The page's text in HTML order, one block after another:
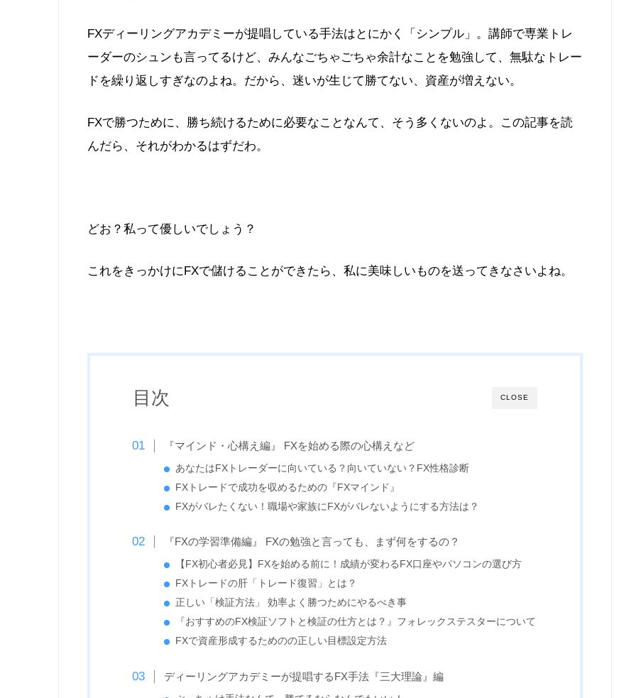
FXディーリングアカデミーが提唱している手法はとにかく「シンプル」。講師で専業トレ
ーダーのシュンも言ってるけど、みんなごちゃごちゃ余計なことを勉強して、無駄なトレー
ドを繰り返しすぎなのよね。だから、迷いが生じて勝てない、資産が増えない。
FXで勝つために、勝ち続けるために必要なことなんて、そう多くないのよ。この記事を読
んだら、それがわかるはずだわ。
どお？私って優しいでしょう？
これをきっかけにFXで儲けることができたら、私に美味しいものを送ってきなさいよね。
CLOSE
目次
『マインド・心構え編』 FXを始める際の心構えなど
あなたはFXトレーダーに向いている？向いていない？FX性格診断
FXトレードで成功を収めるための『FXマインド』
FXがバレたくない！職場や家族にFXがバレないようにする方法は？
『FXの学習準備編』 FXの勉強と言っても、まず何をするの？
【FX初心者必見】FXを始める前に！成績が変わるFX口座やパソコンの選び方
FXトレードの肝「トレード復習」とは？
正しい「検証方法」 効率よく勝つためにやるべき事
『おすすめのFX検証ソフトと検証の仕方とは？』フォレックステスターについて
FXで資産形成するためのの正しい目標設定方法
ディーリングアカデミーが提唱するFX手法『三大理論』編